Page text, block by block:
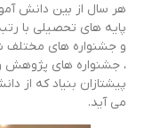
هر سال از بین دانش
و جشنواره های مختلف
، جشنواره های پژوهش
پیشتازان بنیاد که از
می آید.